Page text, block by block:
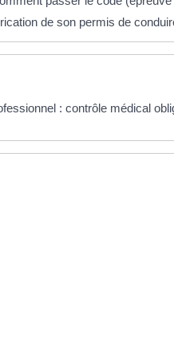
de son permis de
: contrôle médical